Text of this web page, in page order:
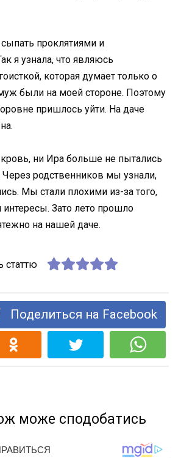
проклятиями и
я узнала, что являюсь
которая думает только о
были на моей стороне. Поэтому
пришлось уйти. На даче
ни Ира больше не пытались
Через родственников мы узнали,
Мы стали плохими из-за того,
интересы. Зато лето прошло
на нашей даче.
статтю
Поделиться на Facebook
може сподобатись